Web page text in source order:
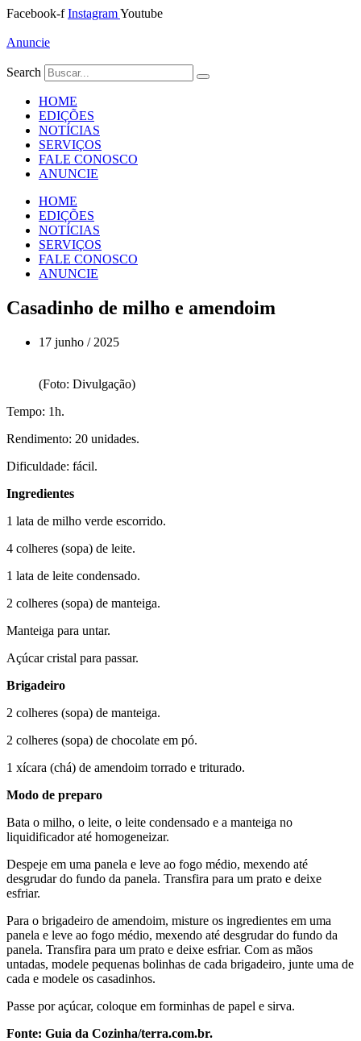
Ir
o
Facebook-f InstagramYoutube
Anuncie
Search
HOME
EDIÇÕES
NOTÍCIAS
SERVIÇOS
FALE CONOSCO
ANUNCIE
HOME
EDIÇÕES
NOTÍCIAS
SERVIÇOS
FALE CONOSCO
ANUNCIE
Casadinho de milho e amendoim
17 junho / 2025
(Foto: Divulgação)
Tempo: 1h.
Rendimento: 20 unidades.
Dificuldade: fácil.
Ingredientes
1 lata de milho verde escorrido.
4 colheres (sopa) de leite.
1 lata de leite condensado.
2 colheres (sopa) de manteiga.
Manteiga para untar.
Açúcar cristal para passar.
Brigadeiro
2 colheres (sopa) de manteiga.
2 colheres (sopa) de chocolate em pó.
1 xícara (chá) de amendoim torrado e triturado.
Modo de preparo
Bata o milho, o leite, o leite condensado e a manteiga no
liquidificador até homogeneizar.
Despeje em uma panela e leve ao fogo médio, mexendo até
desgrudar do fundo da panela. Transfira para um prato e deixe
esfriar.
Para o brigadeiro de amendoim, misture os ingredientes em uma
panela e leve ao fogo médio, mexendo até desgrudar do fundo da
panela. Transfira para um prato e deixe esfriar. Com as mãos
untadas, modele pequenas bolinhas de cada brigadeiro, junte uma de
cada e modele os casadinhos.
Passe por açúcar, coloque em forminhas de papel e sirva.
Fonte: Guia da Cozinha/terra.com.br.